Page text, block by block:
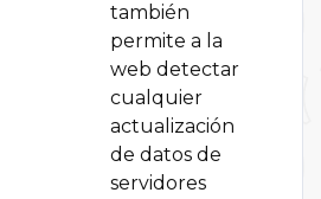
también
permite a la
web detectar
cualquier
actualización
de datos de
servidores